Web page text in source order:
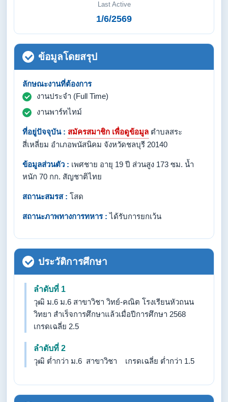
Last Active
1/6/2569
ข้อมูลโดยสรุป
ลักษณะงานที่ต้องการ
งานประจำ (Full Time)
งานพาร์ทไทม์
ที่อยู่ปัจจุบัน : สมัครสมาชิก เพื่อดูข้อมูล ตำบลสระ
สี่เหลี่ยม อำเภอพนัสนิคม จังหวัดชลบุรี 20140
ข้อมูลส่วนตัว : เพศชาย อายุ 19 ปี ส่วนสูง 173 ซม. น้ำ
หนัก 70 กก. สัญชาติไทย
สถานะสมรส : โสด
สถานะภาพทางการทหาร : ได้รับการยกเว้น
ประวัติการศึกษา
ลำดับที่ 1
วุฒิ ม.6 ม.6 สาขาวิชา วิทย์-คณิต โรงเรียนหัวถนน
วิทยา สำเร็จการศึกษาแล้วเมื่อปีการศึกษา 2568
เกรดเฉลี่ย 2.5
ลำดับที่ 2
วุฒิ ต่ำกว่า ม.6 สาขาวิชา เกรดเฉลี่ย ต่ำกว่า 1.5